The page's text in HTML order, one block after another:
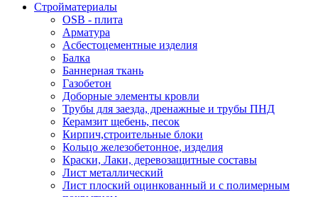
Стройматериалы
OSB - плита
Арматура
Асбестоцементные изделия
Балка
Баннерная ткань
Газобетон
Доборные элементы кровли
Трубы для заезда, дренажные и трубы ПНД
Керамзит щебень, песок
Кирпич,строительные блоки
Кольцо железобетонное, изделия
Краски, Лаки, деревозащитные составы
Лист металлический
Лист плоский оцинкованный и с полимерным